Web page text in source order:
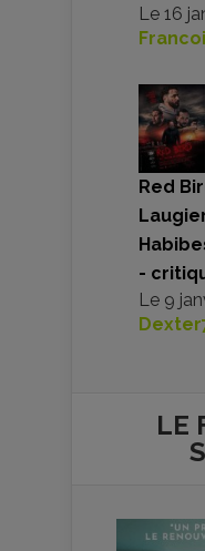
Le 16
Red
-
Le 9
LE